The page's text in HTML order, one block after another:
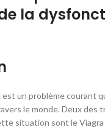
la
un problème courant
le monde. Deux des
situation sont le Viagra